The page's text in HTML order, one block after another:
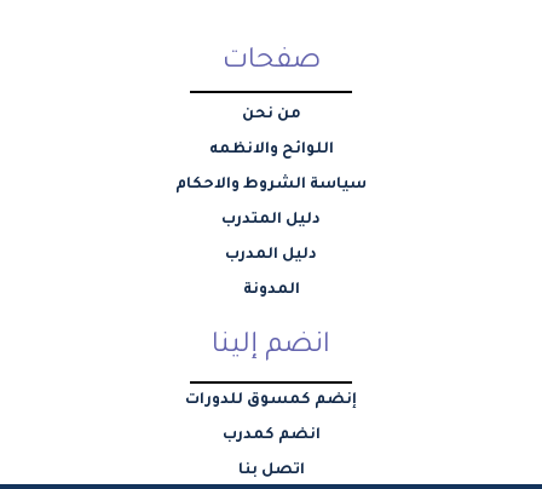
صفحات
من نحن
اللوائح والانظمه
سياسة الشروط والاحكام
دليل المتدرب
دليل المدرب
المدونة
انضم إلينا
إنضم كمسوق للدورات
انضم كمدرب
اتصل بنا